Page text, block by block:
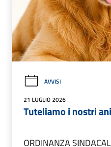
AVVISI
21 LUGLIO 2026
Tuteliamo i nostri
ORDINANZA